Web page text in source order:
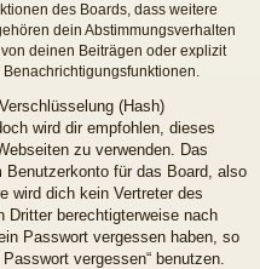
des Boards, dass weitere
dein Abstimmungsverhalten
deinen Beiträgen oder explizit
(Hash)
wird dir empfohlen, dieses
zu verwenden. Das
für das Board, also
wird dich kein Vertreter des
Dritter berechtigterweise nach
Passwort vergessen haben, so
vergessen“ benutzen.